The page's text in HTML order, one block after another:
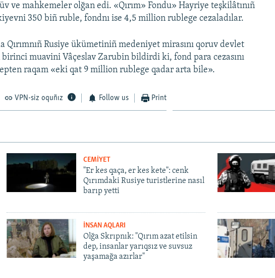
ve mahkemeler olğan edi. «Qırım» Fondu» Hayriye teşkilâtınıñ
350 biñ ruble, fondnı ise 4,5 million rublege cezaladılar.
Qırımnıñ Rusiye ükümetiniñ medeniyet mirasını qoruv devlet
muavini Vâçeslav Zarubin bildirdi ki, fond para cezasını
raqam «eki qat 9 million rublege qadar arta bile».
VPN-siz oquñız Follow us Print
CEMİYET
"Er kes qaça, er kes kete": cenk
Qırımdaki Rusiye turistlerine nasıl
barıp yetti
İNSAN AQLARI
Olğa Skrıpnık: "Qırım azat etilsin
dep, insanlar yarıqsız ve suvsuz
yaşamağa azırlar"